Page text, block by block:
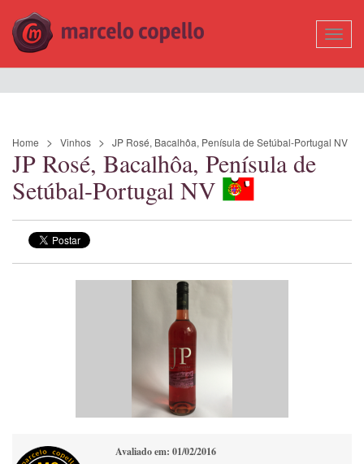
Home Vinhos JP Rosé, Bacalhôa, Penísula de Setúbal-Portugal NV
JP Rosé, Bacalhôa, Penísula de
Setúbal-Portugal NV
Avaliado em: 01/02/2016